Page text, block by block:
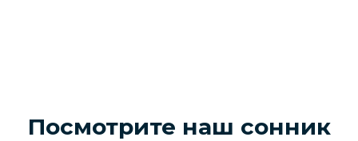
Посмотрите наш сонник